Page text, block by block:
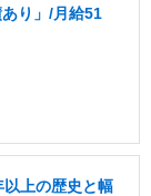
り」/月給51
上の歴史と幅